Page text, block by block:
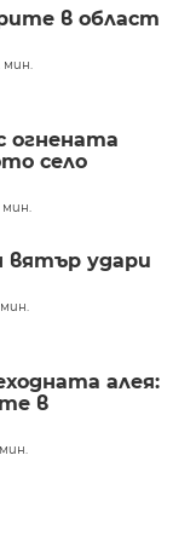
в област
мин.
огнената
село
мин.
вятър удари
алея:
в